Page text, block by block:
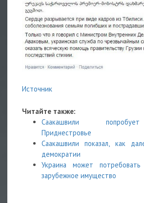
Источник
Читайте также:
Саакашвили
Приднестровье
Саакашвили показал, как
демократии
Украина может
зарубежное имущество